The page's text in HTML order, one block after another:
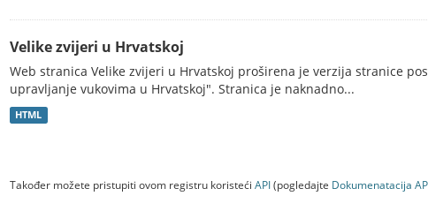
Velike zvijeri u Hrvatskoj
Web stranica Velike zvijeri u Hrvatskoj proširena je verzija stranice
upravljanje vukovima u Hrvatskoj". Stranica je naknadno...
HTML
Također možete pristupiti ovom registru koristeći API(pogledajte Dokumenаtаcijа